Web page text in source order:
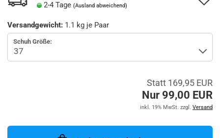
2-4 Tage (Ausland abweichend)
Versandgewicht: 1.1 kg je Paar
Schuh Größe:
Statt 169,95 EUR
Nur 99,00 EUR
inkl. 19% MwSt. zzgl. Versand